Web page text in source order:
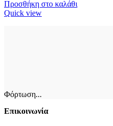
Προσθήκη στο καλάθι
Quick view
Φόρτωση...
Επικοινωνία